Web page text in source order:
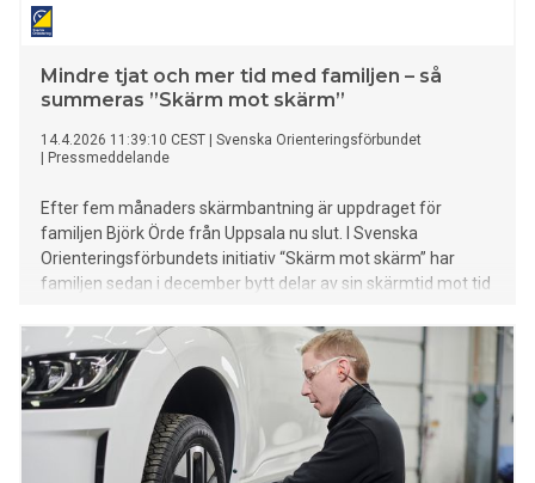
Mindre tjat och mer tid med familjen – så
summeras ”Skärm mot skärm”
14.4.2026 11:39:10 CEST
Svenska Orienteringsförbundet
Pressmeddelande
Efter fem månaders skärmbantning är uppdraget för
familjen Björk Örde från Uppsala nu slut. I Svenska
Orienteringsförbundets initiativ “Skärm mot skärm” har
familjen sedan i december bytt delar av sin skärmtid mot tid
jag tycker att vi har fått jättemycket tid tillsammans och
haft jätteroligt och mycket mindre konflikter”, säger Lisa
Björk Örde.